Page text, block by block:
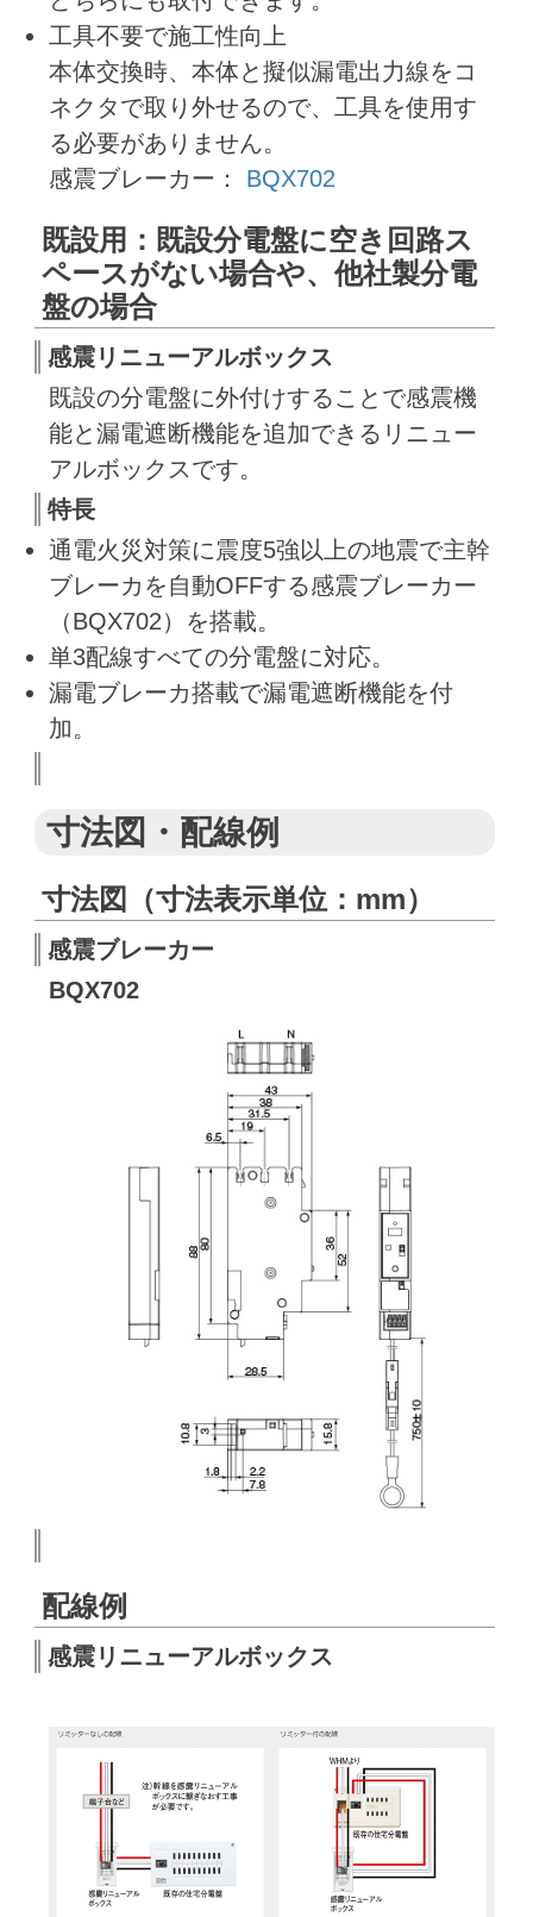
工具不要で施工性向上
本体交換時、本体と擬似漏電出力線をコ
ネクタで取り外せるので、工具を使用す
る必要がありません。
感震ブレーカー： BQX702
既設用：既設分電盤に空き回路ス
ペースがない場合や、他社製分電
盤の場合
感震リニューアルボックス
既設の分電盤に外付けすることで感震機
能と漏電遮断機能を追加できるリニュー
アルボックスです。
特長
通電火災対策に震度5強以上の地震で主幹
ブレーカを自動OFFする感震ブレーカー
（BQX702）を搭載。
単3配線すべての分電盤に対応。
漏電ブレーカ搭載で漏電遮断機能を付
加。
寸法図・配線例
寸法図（寸法表示単位：mm）
感震ブレーカー
BQX702
配線例
感震リニューアルボックス